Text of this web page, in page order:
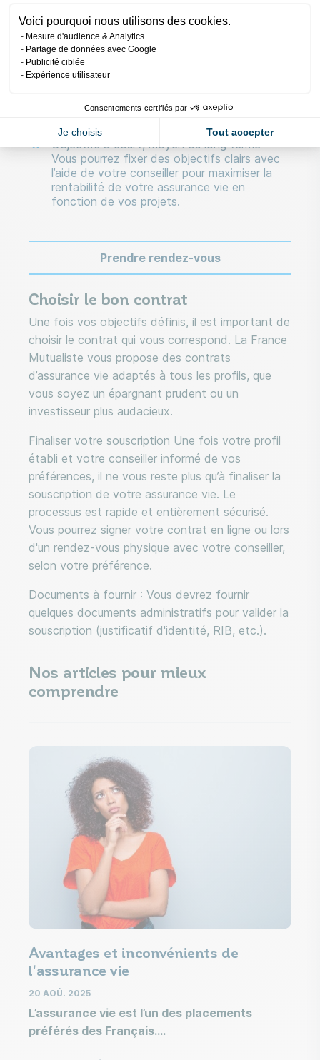
Voici pourquoi nous utilisons des cookies.
Mesure d'audience & Analytics
Partage de données avec Google
Publicité ciblée
Expérience utilisateur
Consentements certifiés par
Je choisis Tout accepter
transmettre votre patrimoine.
Évaluation de votre profil d'investisseur : Nos
conseillers vous aideront à déterminer votre
attentes
Objectifs à court, moyen ou long terme :
Vous pourrez fixer des objectifs clairs avec
l’aide de votre conseiller pour maximiser la
rentabilité de votre assurance vie en
fonction de vos projets.
Prendre rendez-vous
Choisir le bon contrat
Une fois vos objectifs définis, il est important de
choisir le contrat qui vous correspond. La France
Mutualiste vous propose des contrats
d’assurance vie adaptés à tous les profils, que
vous soyez un épargnant prudent ou un
investisseur plus audacieux.
Finaliser votre souscription Une fois votre profil
établi et votre conseiller informé de vos
préférences, il ne vous reste plus qu’à finaliser la
souscription de votre assurance vie. Le
processus est rapide et entièrement sécurisé.
Vous pourrez signer votre contrat en ligne ou lors
d'un rendez-vous physique avec votre conseiller,
selon votre préférence.
Documents à fournir : Vous devrez fournir
quelques documents administratifs pour valider la
souscription (justificatif d'identité, RIB, etc.).
Nos articles pour mieux
comprendre
Avantages et inconvénients de
l'assurance vie
20 AOÛ. 2025
L’assurance vie est l’un des placements
préférés des Français.